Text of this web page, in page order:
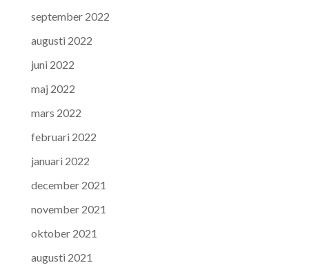
september 2022
augusti 2022
juni 2022
maj 2022
mars 2022
februari 2022
januari 2022
december 2021
november 2021
oktober 2021
augusti 2021